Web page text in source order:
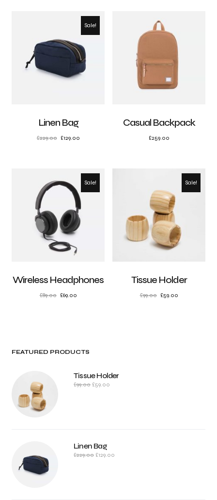
Sale!
Linen Bag
£229.00 £129.00
Casual Backpack
£259.00
Sale!
Wireless Headphones
£89.00 £69.00
Sale!
Tissue Holder
£99.00 £59.00
FEATURED PRODUCTS
Tissue Holder
£99.00 £59.00
Linen Bag
£229.00 £129.00